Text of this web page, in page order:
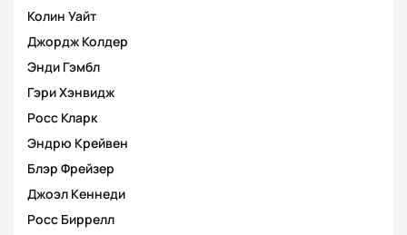
Колин Уайт
Джордж Колдер
Энди Гэмбл
Гэри Хэнвидж
Росс Кларк
Эндрю Крейвен
Блэр Фрейзер
Джоэл Кеннеди
Росс Биррелл